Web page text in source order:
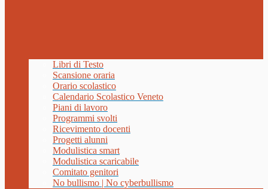
Libri di Testo
Scansione oraria
Orario scolastico
Calendario Scolastico Veneto
Piani di lavoro
Programmi svolti
Ricevimento docenti
Progetti alunni
Modulistica smart
Modulistica scaricabile
Comitato genitori
No bullismo | No cyberbullismo